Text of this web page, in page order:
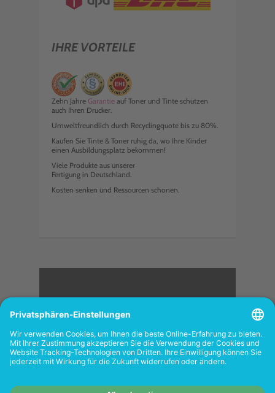
IHRE VORTEILE
Zehn Jahre Garantie auf Toner und Tinte schützen
auch Ihren Drucker.
Umweltfreundlich durch Recyclingquote bis zu 80%.
Kaufen Sie Tinte & Toner ruhig da, wo Ihre Kinder
einen Ausbildungsplatz bekommen!
Viele Produkte aus unserer
Fertigung in Deutschland.
Kosten senken und Ressourcen schonen.
<
FOLGEN SIE UNS